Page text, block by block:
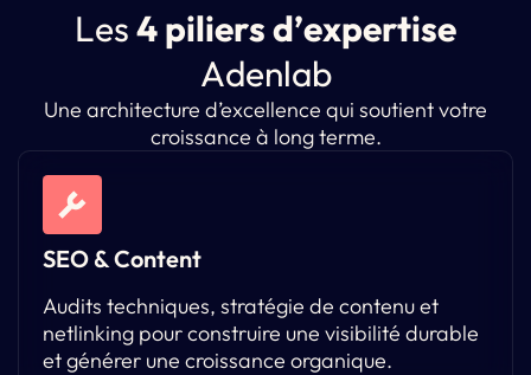
Les4piliersd’expertise
Adenlab
Une architecture d’excellence qui soutient votre
croissance à long terme.
SEO & Content
Audits techniques, stratégie de contenu et
netlinking pour construire une visibilité durable
et générer une croissance organique.